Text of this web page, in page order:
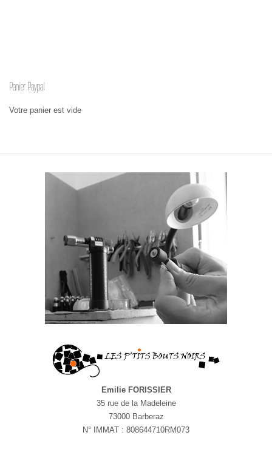
Panier Paypal
Votre panier est vide
Emilie FORISSIER
35 rue de la Madeleine
73000 Barberaz
N° IMMAT : 808644710RM073